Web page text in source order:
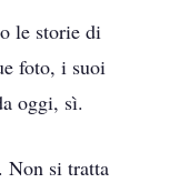
le storie di
foto, i suoi
oggi, sì.
Non si tratta